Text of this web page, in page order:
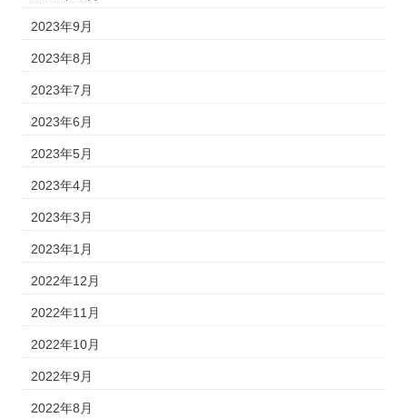
2023年9月
2023年8月
2023年7月
2023年6月
2023年5月
2023年4月
2023年3月
2023年1月
2022年12月
2022年11月
2022年10月
2022年9月
2022年8月